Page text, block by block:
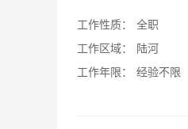
工作性质：
全职
工作区域：
陆河
工作年限：
经验不限